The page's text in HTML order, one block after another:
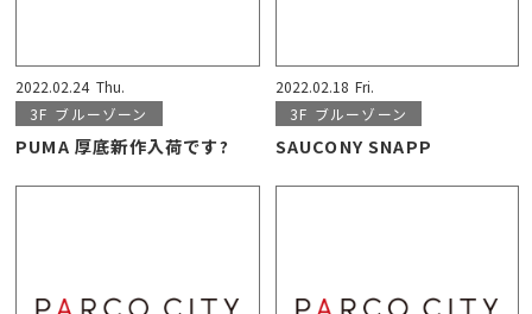
2022.02.24 Thu.
3F ブルーゾーン
PUMA 厚底新作入荷です?
2022.02.18 Fri.
3F ブルーゾーン
SAUCONY SNAPP